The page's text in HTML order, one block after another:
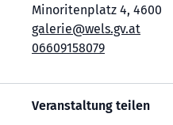
Minoritenplatz 4, 4600
galerie@wels.gv.at
06609158079
Veranstaltung teilen